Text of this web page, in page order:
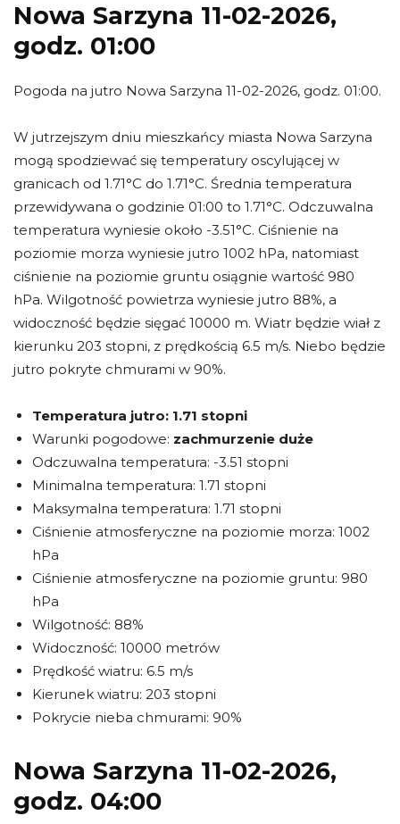
Nowa Sarzyna 11-02-2026,
godz. 01:00
Pogoda na jutro Nowa Sarzyna 11-02-2026, godz. 01:00.
W jutrzejszym dniu mieszkańcy miasta Nowa Sarzyna
mogą spodziewać się temperatury oscylującej w
granicach od 1.71°C do 1.71°C. Średnia temperatura
przewidywana o godzinie 01:00 to 1.71°C. Odczuwalna
temperatura wyniesie około -3.51°C. Ciśnienie na
poziomie morza wyniesie jutro 1002 hPa, natomiast
ciśnienie na poziomie gruntu osiągnie wartość 980
hPa. Wilgotność powietrza wyniesie jutro 88%, a
widoczność będzie sięgać 10000 m. Wiatr będzie wiał z
kierunku 203 stopni, z prędkością 6.5 m/s. Niebo będzie
jutro pokryte chmurami w 90%.
Temperatura jutro: 1.71 stopni
Warunki pogodowe: zachmurzenie duże
Odczuwalna temperatura: -3.51 stopni
Minimalna temperatura: 1.71 stopni
Maksymalna temperatura: 1.71 stopni
Ciśnienie atmosferyczne na poziomie morza: 1002
hPa
Ciśnienie atmosferyczne na poziomie gruntu: 980
hPa
Wilgotność: 88%
Widoczność: 10000 metrów
Prędkość wiatru: 6.5 m/s
Kierunek wiatru: 203 stopni
Pokrycie nieba chmurami: 90%
Nowa Sarzyna 11-02-2026,
godz. 04:00